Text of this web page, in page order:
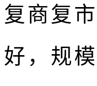
复商复
好，规